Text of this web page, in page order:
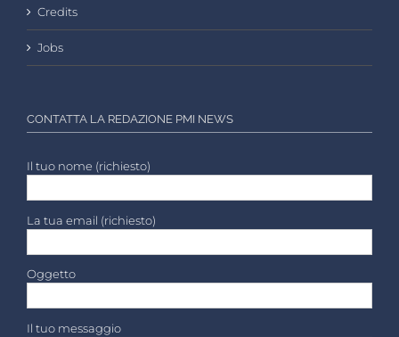
Credits
Jobs
CONTATTA LA REDAZIONE PMI NEWS
Il tuo nome (richiesto)
La tua email (richiesto)
Oggetto
Il tuo messaggio